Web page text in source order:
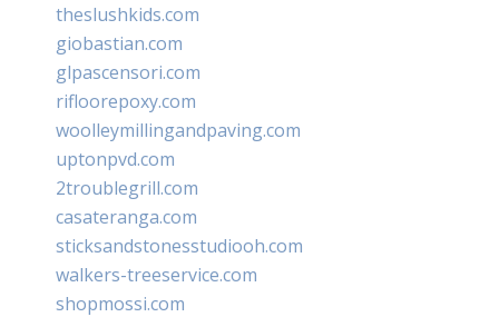
theslushkids.com
giobastian.com
glpascensori.com
rifloorepoxy.com
woolleymillingandpaving.com
uptonpvd.com
2troublegrill.com
casateranga.com
sticksandstonesstudiooh.com
walkers-treeservice.com
shopmossi.com